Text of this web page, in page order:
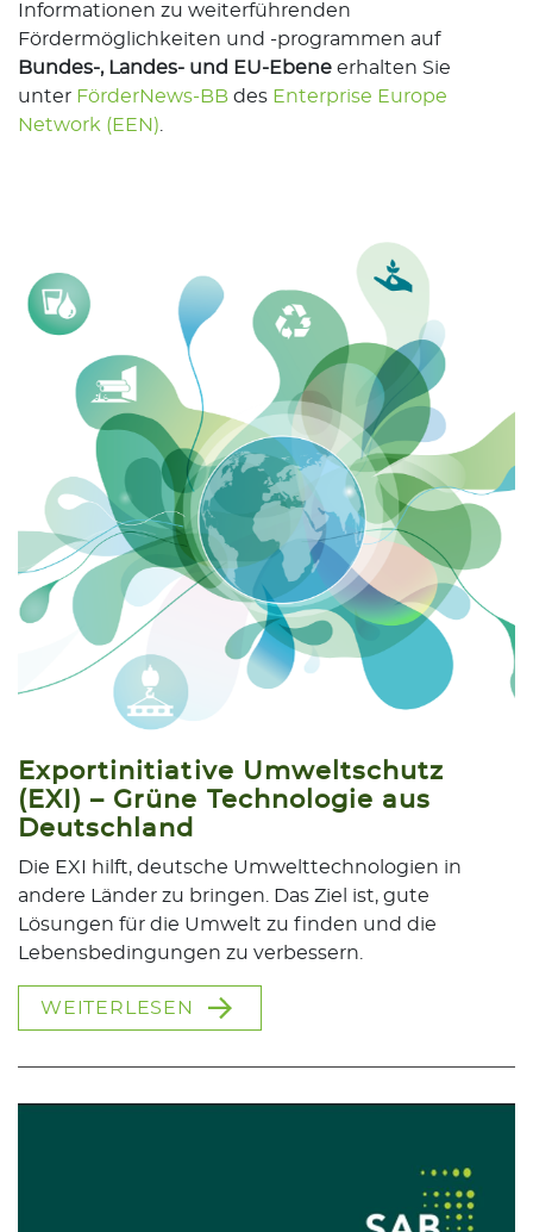
Informationen zu weiterführenden
Fördermöglichkeiten und -programmen auf
Bundes-, Landes- und EU-Ebene erhalten Sie
unter FörderNews-BB des Enterprise Europe
Network (EEN)
Exportinitiative Umweltschutz
(EXI) – Grüne Technologie aus
Deutschland
Die EXI hilft, deutsche Umwelttechnologien in
andere Länder zu bringen. Das Ziel ist, gute
Lösungen für die Umwelt zu finden und die
Lebensbedingungen zu verbessern.
WEITERLESEN